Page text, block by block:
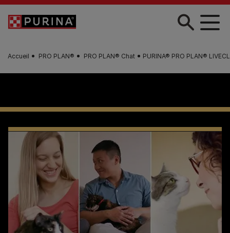
Skip to main content
Accueil PRO PLAN® PRO PLAN® Chat PURINA® PRO PLAN®